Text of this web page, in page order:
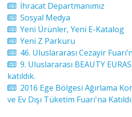
İhracat Departmanımız
Sosyal Medya
Yeni Ürünler, Yeni E-Katalog
Yeni Z Parkuru
46. Uluslararası Cezayir
9. Uluslararası BEAUTY
katıldık.
2016 Ege Bölgesi Ağırlama
ve Ev Dışı Tüketim Fuarı'na